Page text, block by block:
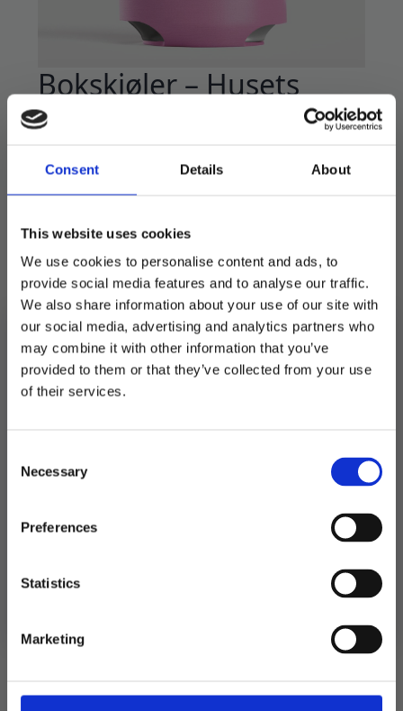
Consent Details About
This website uses cookies
We use cookies to personalise content and ads, to
provide social media features and to analyse our traffic.
We also share information about your use of our site with
our social media, advertising and analytics partners who
may combine it with other information that you’ve
provided to them or that they’ve collected from your use
of their services.
Selection
Necessary
Preferences
Statistics
Marketing
Bokskjøler – Husets
Gudinne på ølpause
Stilig bokskjøler som holder drikken kald, og
gave til voksne som allerede har det meste.
Passer til 0,33l bokser.
Utsolgt
Produktnummer:102750
Kategorier: Barutstyr, Servering
Stikkord:Gaveforslag, Morsdag,Utdrikningslag
Relaterte produkter
TILBUD!